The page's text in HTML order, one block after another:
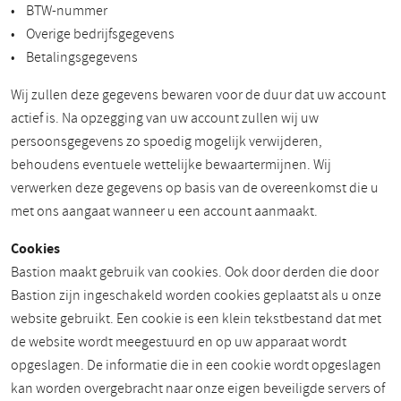
• BTW-nummer
• Overige bedrijfsgegevens
• Betalingsgegevens
Wij zullen deze gegevens bewaren voor de duur dat uw account
actief is. Na opzegging van uw account zullen wij uw
persoonsgegevens zo spoedig mogelijk verwijderen,
behoudens eventuele wettelijke bewaartermijnen. Wij
verwerken deze gegevens op basis van de overeenkomst die u
met ons aangaat wanneer u een account aanmaakt.
Cookies
Bastion maakt gebruik van cookies. Ook door derden die door
Bastion zijn ingeschakeld worden cookies geplaatst als u onze
website gebruikt. Een cookie is een klein tekstbestand dat met
de website wordt meegestuurd en op uw apparaat wordt
opgeslagen. De informatie die in een cookie wordt opgeslagen
kan worden overgebracht naar onze eigen beveiligde servers of